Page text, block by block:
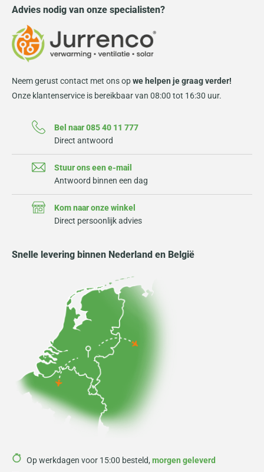
Advies nodig van onze specialisten?
Neem gerust contact met ons opwe helpen je graag verder!
Onze klantenservice is bereikbaar van 08:00 tot 16:30 uur.
Bel naar 085 40 11 777
Direct antwoord
Stuur ons een e-mail
Antwoord binnen een dag
Kom naar onze winkel
Direct persoonlijk advies
Snelle levering binnen Nederland en België
Op werkdagen voor 15:00 besteld, morgen geleverd